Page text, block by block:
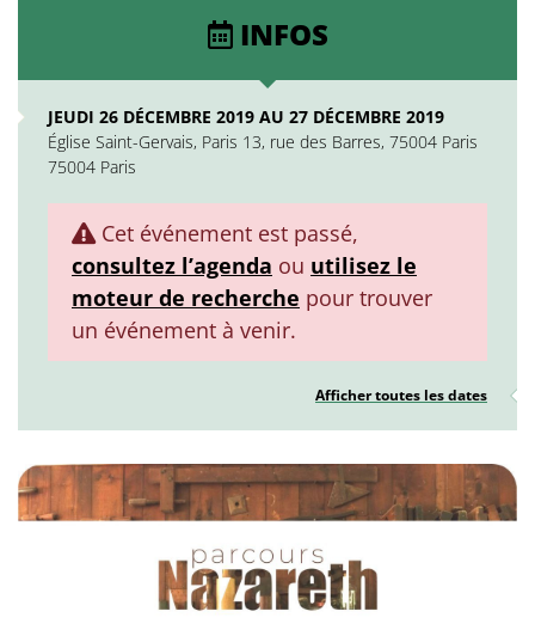
INFOS
JEUDI 26 DÉCEMBRE 2019 AU 27 DÉCEMBRE 2019
Église Saint-Gervais, Paris 13, rue des Barres, 75004 Paris
75004 Paris
Cet événement est passé,
consultez l’agenda ou utilisez le
moteur de recherche pour trouver
un événement à venir.
Afficher toutes les dates